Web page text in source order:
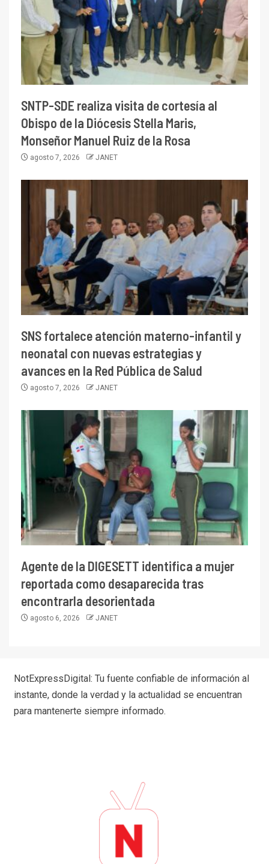
SNTP-SDE realiza visita de cortesía al
Obispo de la Diócesis Stella Maris,
Monseñor Manuel Ruiz de la Rosa
agosto 7, 2026 JANET
SNS fortalece atención materno-infantil y
neonatal con nuevas estrategias y
avances en la Red Pública de Salud
agosto 7, 2026 JANET
Agente de la DIGESETT identifica a mujer
reportada como desaparecida tras
encontrarla desorientada
agosto 6, 2026 JANET
NotExpressDigital: Tu fuente confiable de información al
instante, donde la verdad y la actualidad se encuentran
para mantenerte siempre informado.